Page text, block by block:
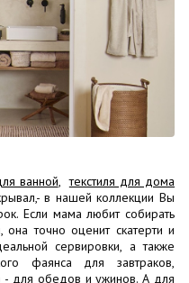
ванной,текстиля для дома
в нашей коллекции Вы
Если мама любит собирать
точно оценит скатерти и
сервировки, а также
фаянса для завтраков,
для обедов и ужинов. А для